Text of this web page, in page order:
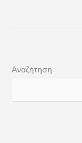
Αναζήτηση